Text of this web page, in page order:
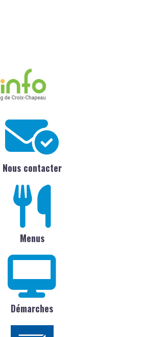
Nous contacter
Menus
Démarches